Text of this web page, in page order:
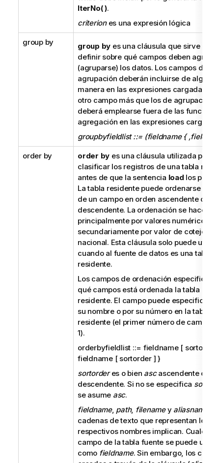
IterNo( ).
criteriones una expresión lógica
group by group by es una cláusula que sirve para
definir sobre qué campos deben
(agruparse) los datos. Los campos de
agrupación deberán incluirse de alguna
manera en las expresiones cargadas.
otro campo más que los de agrupación
deberá emplearse fuera de las
agregación en las expresiones
groupbyfieldlist ::= (fieldname {
order by order by es una cláusula utilizada para
clasificar los registros de una tabla
antes de que la sentencia load los
La tabla residente puede ordenarse por
de un campo en orden ascendente o
descendente. La ordenación se hace
principalmente por valores numéricos y
secundariamente por valor de cotejo
nacional. Esta cláusula solo puede
cuando al fuente de datos es una tabla
residente.
Los campos de ordenación especifican
qué campos está ordenada la tabla
residente. El campo puede
su nombre o por su número en la tabla
residente (el primer número de campo
1).
orderbyfieldlist ::= fieldname [ sortorder
fieldname [ sortorder ] }
sortorderes o bien ascascendente o
descendente. Si no se especifica
se asume asc.
fieldname, path, filenamey aliasname
cadenas de texto que representan lo
respectivos nombres implican. Cualquier
campo de la tabla fuente se puede usar
como fieldname. Sin embargo, los